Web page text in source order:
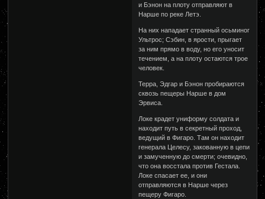
и Бэнон на плоту отправляют в
Нарше по реке Летэ.
На них нападает странный осьминог
Ультрос; Сэбин, в ярости, прыгает
за ним прямо в воду, но его уносит
течением, а на плоту остаются трое
человек.
Терра, Эдгар и Бэнон пробираются
сквозь пещеры Нарше в дом
Эрвиса.
Локе крадет униформу солдата и
находит путь в секретный проход,
ведущий в Фигаро. Там он находит
генерала Целесу, закованную в цепи
и замученную до смерти; очевидно,
что она восстала против Гестала.
Локе спасает ее, и они
отправляются в Нарше через
пещеру Фигаро.